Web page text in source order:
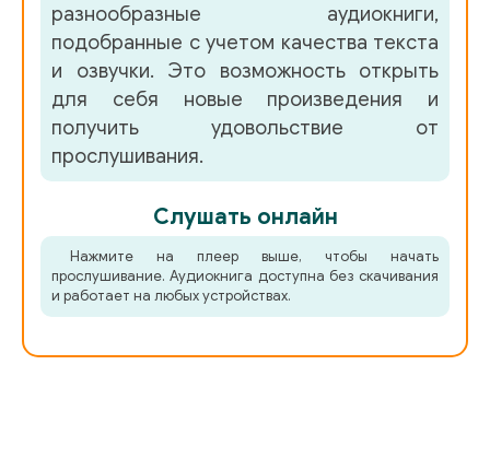
разнообразные аудиокниги,
подобранные с учетом качества текста
и озвучки. Это возможность открыть
для себя новые произведения и
получить удовольствие от
прослушивания.
Слушать онлайн
Нажмите на плеер выше, чтобы начать
прослушивание. Аудиокнига доступна без скачивания
и работает на любых устройствах.